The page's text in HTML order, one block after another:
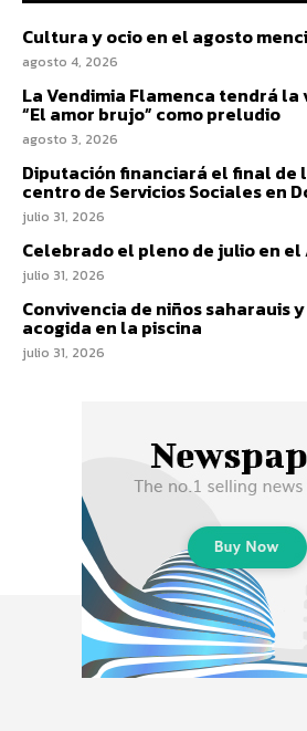
Cultura y ocio en el agosto
agosto 4, 2026
La Vendimia Flamenca tendrá
“El amor brujo” como preludio
agosto 3, 2026
Diputación financiará el final de
centro de Servicios Sociales en
julio 31, 2026
Celebrado el pleno de julio en
julio 31, 2026
Convivencia de niños saharauis
acogida en la piscina
julio 31, 2026